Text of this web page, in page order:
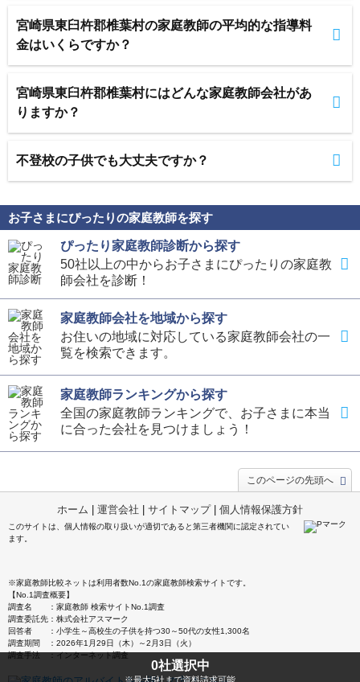
宮崎県東臼杵郡椎葉村の家庭教師の平均的な指導料
金はいくらですか？
宮崎県東臼杵郡椎葉村にはどんな家庭教師会社があ
りますか？
不登校の子供でも大丈夫ですか？
0社選択中
※最大5社まで資料請求可能
お子さまにぴったりの家庭教師を探す
ぴったり家庭教師診断から探す
50社以上の中からお子さまにぴったりの家庭教
師会社を診断！
家庭教師会社を地域から探す
お住いの地域に対応している家庭教師会社の一
覧を検索できます。
家庭教師ランキングから探す
全国の家庭教師ランキングで、お子さまに本当
に合った会社を見つけましょう！
このページの先頭へ
ホーム 運営会社 サイトマップ| 個人情報保護方針
このサイトは、個人情報の取り扱いが適切であると第三者機関に認定されてい
ます。
※家庭教師比較ネットは利用者数No.1の家庭教師検索サイトです。
【No.1調査概要】
調査名 ：家庭教師 検索サイトNo.1調査
調査委託先：株式会社アスマーク
回答者 ：小学生～高校生の子供を持つ30～50代の女性1,300名
調査期間 ：2026年1月29日（木）～2月3日（火）
調査手法 ：インターネット調査